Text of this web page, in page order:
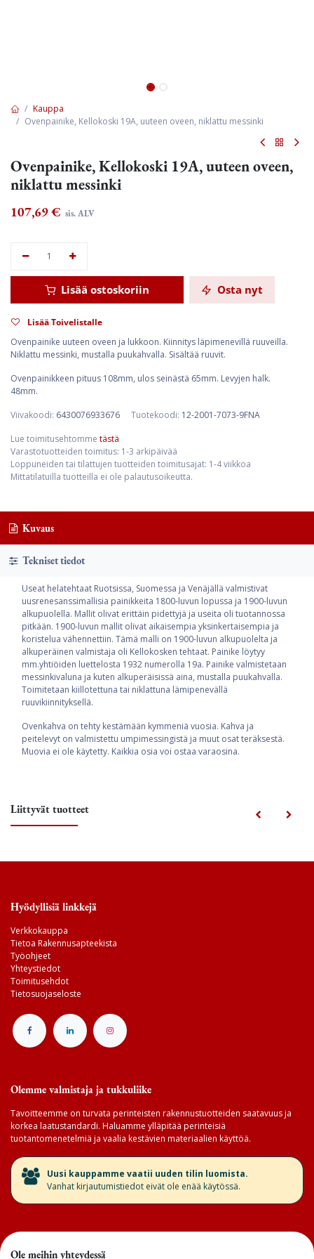
Kauppa
Ovenpainike, Kellokoski 19A, uuteen oveen, niklattu messinki
Ovenpainike, Kellokoski 19A, uuteen oveen,
niklattu messinki
107,69€ sis. ALV
Lisää ostoskoriin Osta nyt
Lisää Toivelistalle
Ovenpainike uuteen oveen ja lukkoon. Kiinnitys läpimenevillä ruuveilla.
Niklattu messinki, mustalla puukahvalla. Sisältää ruuvit.
Ovenpainikkeen pituus 108mm, ulos seinästä 65mm. Levyjen halk.
48mm.
Viivakoodi: 6430076933676 Tuotekoodi: 12-2001-7073-9FNA
Lue toimitusehtomme tästä
Varastotuotteiden toimitus: 1-3 arkipäivää
Loppuneiden tai tilattujen tuotteiden toimitusajat: 1-4 viikkoa
Mittatilatuilla tuotteilla ei ole palautusoikeutta.
Kuvaus
Tekniset tiedot
Useat helatehtaat Ruotsissa, Suomessa ja Venäjällä valmistivat
uusrenesanssimallisia painikkeita 1800-luvun lopussa ja 1900-luvun
alkupuolella. Mallit olivat erittäin pidettyjä ja useita oli tuotannossa
pitkään. 1900-luvun mallit olivat aikaisempia yksinkertaisempia ja
koristelua vähennettiin. Tämä malli on 1900-luvun alkupuolelta ja
alkuperäinen valmistaja oli Kellokosken tehtaat. Painike löytyy
mm.yhtiöiden luettelosta 1932 numerolla 19a. Painike valmistetaan
messinkivaluna ja kuten alkuperäisissä aina, mustalla puukahvalla.
Toimitetaan kiillotettuna tai niklattuna lämipenevällä
ruuvikiinnityksellä.
Ovenkahva on tehty kestämään kymmeniä vuosia. Kahva ja
peitelevyt on valmistettu umpimessingistä ja muut osat teräksestä.
Muovia ei ole käytetty. Kaikkia osia voi ostaa varaosina.
Liittyvät tuotteet
Hyödyllisiä linkkejä
Verkkokauppa
Tietoa Rakennusapteekista
Työohjeet
Yhteystiedot
Toimitusehdot
Tietosuojaseloste
Olemme valmistaja ja tukkuliike
Tavoitteemme on turvata perinteisten rakennustuotteiden saatavuus ja
korkea laatustandardi. Haluamme ylläpitää perinteisiä
tuotantomenetelmiä ja vaalia kestävien materiaalien käyttöä.
​Uusi kauppamme vaatii uuden tilin luomista.
Vanhat kirjautumistiedot eivät ole enää käytössä.
Ole meihin yhteydessä